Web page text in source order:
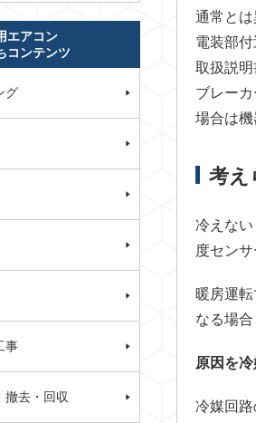
通常と
電装部
取扱説
ブレー
場合は
考え
冷えな
度セン
暖房運
なる場
原因を
冷媒回
エアコン
コンテンツ
グ
事
撤去・回収